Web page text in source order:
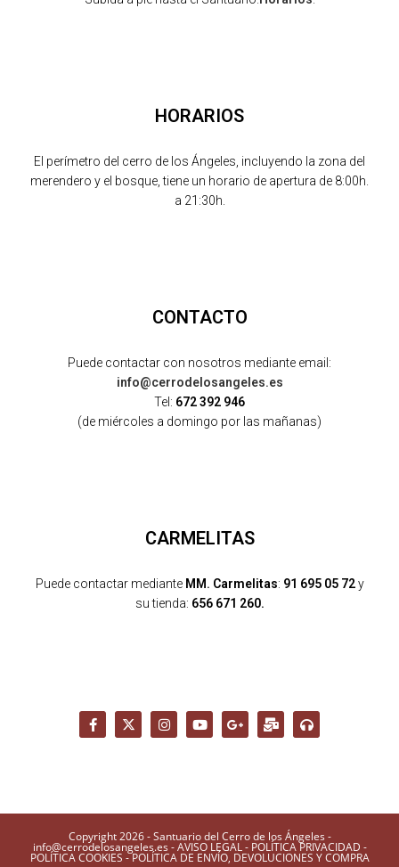
HORARIOS
El perímetro del cerro de los Ángeles, incluyendo la zona del
merendero y el bosque, tiene un horario de apertura de 8:00h.
a 21:30h.
CONTACTO
Puede contactar con nosotros mediante email:
info@cerrodelosangeles.es
Tel: 672 392 946
(de miércoles a domingo por las mañanas)
CARMELITAS
Puede contactar medianteMM. Carmelitas: 91 695 05 72y
su tienda: 656 671 260.
Copyright 2026 - Santuario del Cerro de los Ángeles -
info@cerrodelosangeles.es -AVISO LEGAL- POLÍTICA PRIVACIDAD -
POLÍTICA COOKIES -POLÍTICA DE ENVÍO, DEVOLUCIONES Y COMPRA